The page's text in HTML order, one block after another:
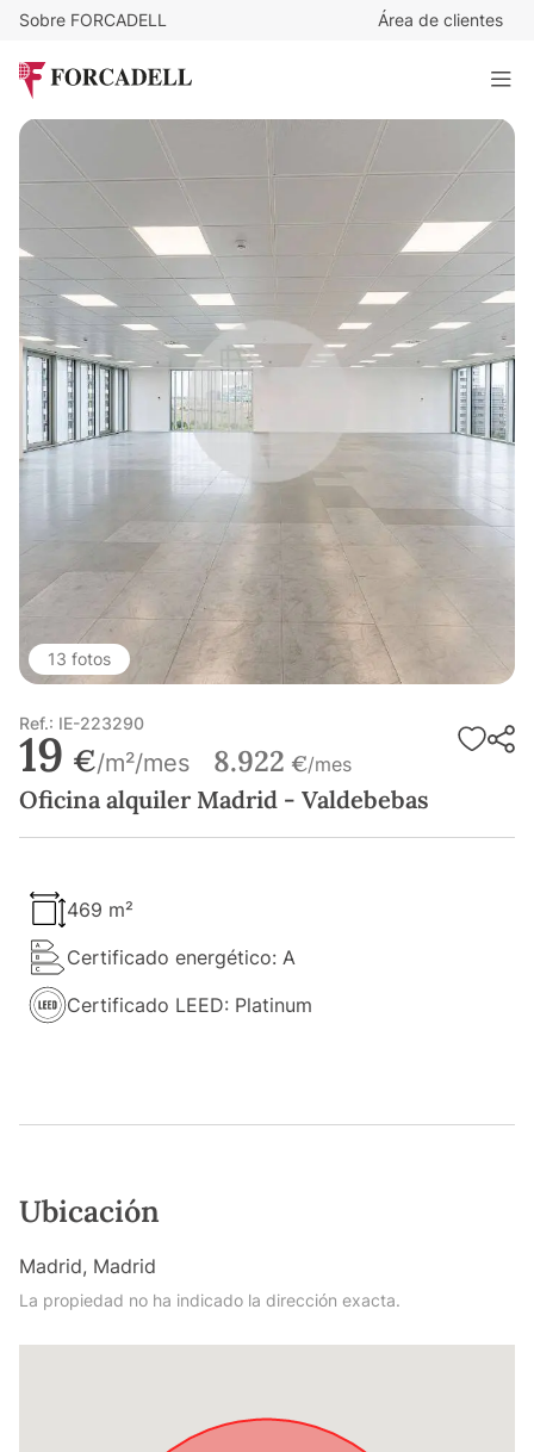
Sobre FORCADELL Área de clientes
Oficina alquiler Madrid - Valdebebas
469 m²
13 fotos
Ref.: IE-223290
19 €/m²/mes 8.922 €/mes
Oficina alquiler Madrid - Valdebebas
469 m²
Certificado energético: A
Certificado LEED: Platinum
Ubicación
Madrid, Madrid
La propiedad no ha indicado la dirección exacta.